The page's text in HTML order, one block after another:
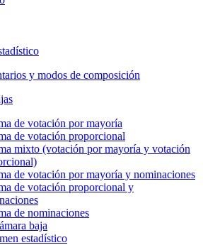
y modos de composición
de votación por mayoría
de votación proporcional
mixto (votación por mayoría y votación
de votación por mayoría y nominaciones
de votación proporcional y
de nominaciones
baja
estadístico